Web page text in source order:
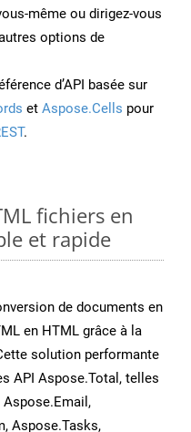
même ou dirigez-vous
options de
d’API basée sur
et Aspose.Cells pour
.
fichiers en
et rapide
de documents en
en HTML grâce à la
solution performante
API Aspose.Total, telles
Aspose.Email,
Aspose.Tasks,